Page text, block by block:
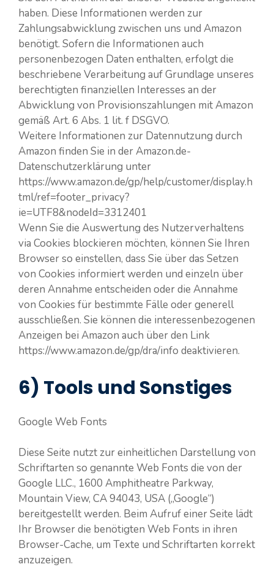
haben. Diese Informationen werden zur
Zahlungsabwicklung zwischen uns und Amazon
benötigt. Sofern die Informationen auch
personenbezogen Daten enthalten, erfolgt die
beschriebene Verarbeitung auf Grundlage unseres
berechtigten finanziellen Interesses an der
Abwicklung von Provisionszahlungen mit Amazon
gemäß Art. 6 Abs. 1 lit. f DSGVO.
Weitere Informationen zur Datennutzung durch
Amazon finden Sie in der Amazon.de-
Datenschutzerklärung unter
https://www.amazon.de/gp/help/customer/display.h
tml/ref=footer_privacy?
ie=UTF8&nodeId=3312401
Wenn Sie die Auswertung des Nutzerverhaltens
via Cookies blockieren möchten, können Sie Ihren
Browser so einstellen, dass Sie über das Setzen
von Cookies informiert werden und einzeln über
deren Annahme entscheiden oder die Annahme
von Cookies für bestimmte Fälle oder generell
ausschließen. Sie können die interessenbezogenen
Anzeigen bei Amazon auch über den Link
https://www.amazon.de/gp/dra/info deaktivieren.
6) Tools und Sonstiges
Google Web Fonts
Diese Seite nutzt zur einheitlichen Darstellung von
Schriftarten so genannte Web Fonts die von der
Google LLC., 1600 Amphitheatre Parkway,
Mountain View, CA 94043, USA („Google“)
bereitgestellt werden. Beim Aufruf einer Seite lädt
Ihr Browser die benötigten Web Fonts in ihren
Browser-Cache, um Texte und Schriftarten korrekt
anzuzeigen.